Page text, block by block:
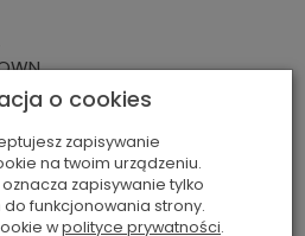
o cookies
zapisywanie
na twoim urządzeniu.
zapisywanie tylko
funkcjonowania strony.
wpolityce prywatności.